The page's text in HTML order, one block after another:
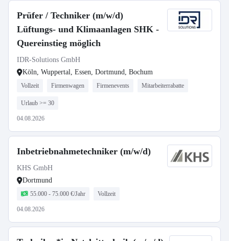
Prüfer / Techniker (m/w/d)
Lüftungs- und Klimaanlagen SHK -
Quereinstieg möglich
IDR-Solutions GmbH
Köln, Wuppertal, Essen, Dortmund, Bochum
Vollzeit Firmenwagen Firmenevents Mitarbeiterrabatte
Urlaub >= 30
04.08.2026
Inbetriebnahmetechniker (m/w/d)
KHS GmbH
Dortmund
55.000 - 75.000 €/Jahr Vollzeit
04.08.2026